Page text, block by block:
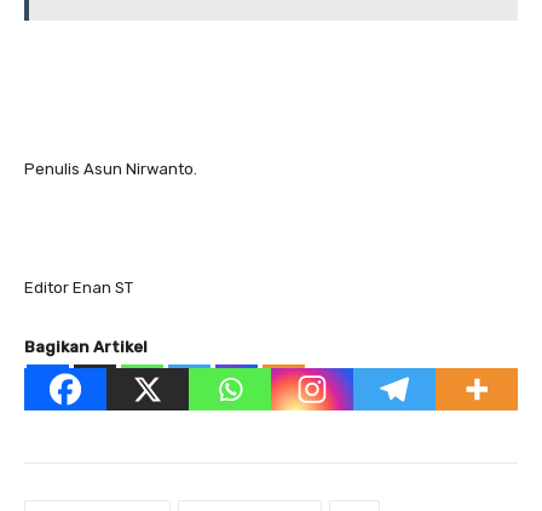
Penulis Asun Nirwanto.
Editor Enan ST
Bagikan Artikel